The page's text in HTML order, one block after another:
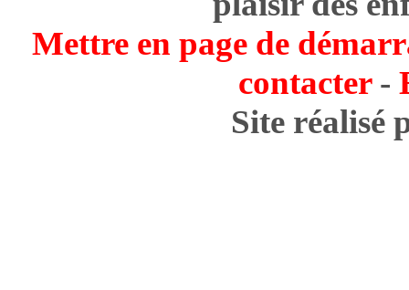
Mettre en page de
contacter-
Site réalisé